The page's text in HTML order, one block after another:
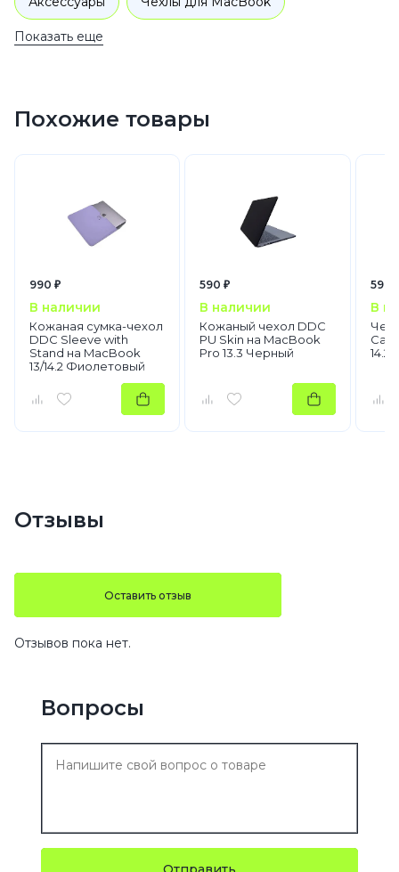
Показать еще
Похожие товары
990 ₽
В наличии
Кожаная сумка-чехол
DDC Sleeve with
Stand на MacBook
13/14.2 Фиолетовый
590 ₽
В наличии
Кожаный чехол DDC
PU Skin на MacBook
Pro 13.3 Черный
590
В
14.2
Отзывы
Оставить отзыв
Отзывов пока нет.
Вопросы